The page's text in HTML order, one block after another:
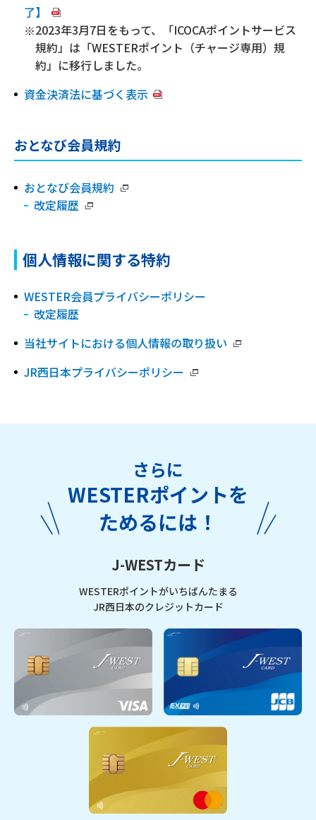
了】
2023年3月7日をもって、「ICOCAポイントサービス
規約」は「WESTERポイント（チャージ専用）規
約」に移行しました。
資金決済法に基づく表示
おとなび会員規約
おとなび会員規約
改定履歴
個人情報に関する特約
WESTER会員プライバシーポリシー
改定履歴
当社サイトにおける個人情報の取り扱い
JR西日本プライバシーポリシー
さらに
WESTERポイントを
ためるには！
J-WESTカード
WESTERポイントがいちばんたまる
JR西日本のクレジットカード